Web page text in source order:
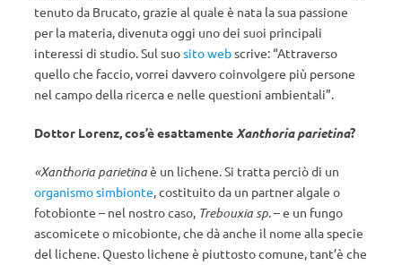
tenuto da Brucato, grazie al quale è nata la sua passione
per la materia, divenuta oggi uno dei suoi principali
interessi di studio. Sul suosito webscrive: “Attraverso
quello che faccio, vorrei davvero coinvolgere più persone
nel campo della ricerca e nelle questioni ambientali”.
Dottor Lorenz, cos’è esattamenteXanthoria parietina?
«Xanthoria parietinaè un lichene. Si tratta perciò di un
organismo simbionte, costituito da un partner algale o
fotobionte – nel nostro caso, Trebouxia sp. – e un fungo
ascomicete o micobionte, che dà anche il nome alla specie
del lichene. Questo lichene è piuttosto comune, tant’è che